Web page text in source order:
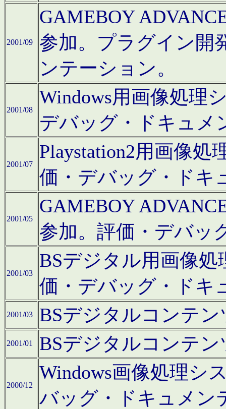
2001/09
GAMEBOY
参加。プラグイン開
ンテーション。
2001/08
Windows用画像処理
デバッグ・ドキュメ
2001/07
Playstation2用画像
価・デバッグ・ドキ
2001/05
GAMEBOY
参加。評価・デバッ
2001/03
BSデジタル用画像
価・デバッグ・ドキ
2001/03 BSデジタルコンテ
2001/01 BSデジタルコンテ
2000/12
Windows画像処理シ
バッグ・ドキュメン